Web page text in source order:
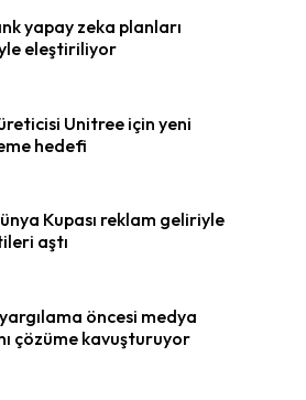
yapay zeka planları
eleştiriliyor
Unitree için yeni
hedefi
Kupası reklam geliriyle
aştı
öncesi medya
çözüme kavuşturuyor